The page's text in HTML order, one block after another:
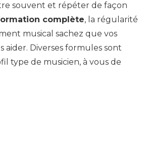
souvent et répéter de façon
complète, la régularité
musical sachez que vos
Diverses formules sont
type de musicien, à vous de